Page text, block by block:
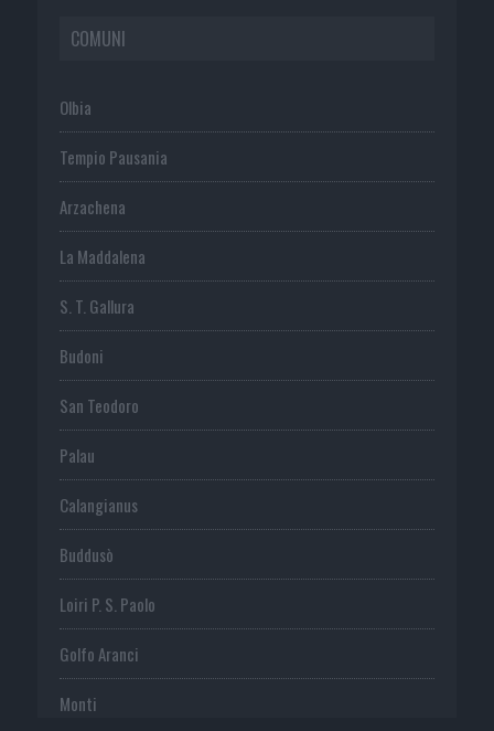
COMUNI
Olbia
Tempio Pausania
Arzachena
La Maddalena
S. T. Gallura
Budoni
San Teodoro
Palau
Calangianus
Buddusò
Loiri P. S. Paolo
Golfo Aranci
Monti